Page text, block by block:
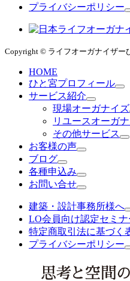
プライバシーポリシー
Copyright © ライフオーガナイザー
HOME
ひと宮プロフィール
サービス紹介
現場オーガナイズ
リユースオーガ
その他サービス
お客様の声
ブログ
各種申込み
お問い合せ
建築・設計事務所様へ
LO会員向け認定セミ
特定商取引法に基づく
プライバシーポリシー